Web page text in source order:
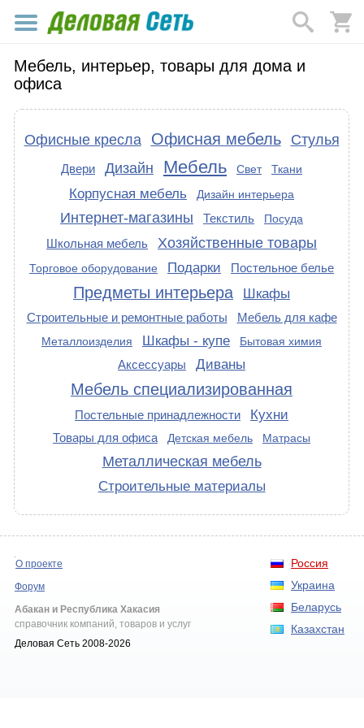
Мебель, интерьер, товары для дома и
офиса
Офисные кресла Офисная мебель Стулья
Двери Дизайн Мебель Свет Ткани
Корпусная мебель Дизайн интерьера
Интернет-магазины Текстиль Посуда
Школьная мебель Хозяйственные товары
Торговое оборудование Подарки Постельное белье
Предметы интерьера Шкафы
Строительные и ремонтные работы Мебель для кафе
Металлоизделия Шкафы - купе Бытовая химия
Аксессуары Диваны
Мебель специализированная
Постельные принадлежности Кухни
Товары для офиса Детская мебель Матрасы
Металлическая мебель
Строительные материалы
Россия
Украина
Беларусь
Казахстан
О проекте
Форум
Абакан и Республика Хакасия
справочник компаний, товаров и услуг
Деловая Сеть 2008-2026